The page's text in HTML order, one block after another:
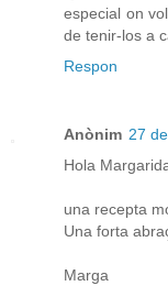
especial on
de tenir-los a
Respon
Anònim 27
Hola
una recepta
Una forta
Marga